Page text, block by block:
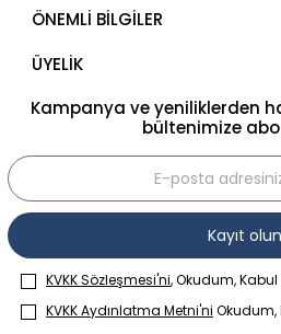
ÖNEMLİ BİLGİLER
ÜYELİK
Kampanya ve yeniliklerden
bültenimize
Kayıt olun
KVKK Sözleşmesi'ni, Okudum,
KVKK Aydınlatma Metni'ni Okudum,